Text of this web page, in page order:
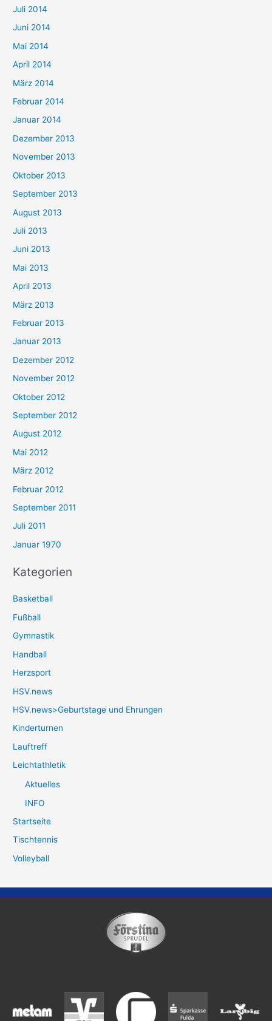
Juli 2014
Juni 2014
Mai 2014
April 2014
März 2014
Februar 2014
Januar 2014
Dezember 2013
November 2013
Oktober 2013
September 2013
August 2013
Juli 2013
Juni 2013
Mai 2013
April 2013
März 2013
Februar 2013
Januar 2013
Dezember 2012
November 2012
Oktober 2012
September 2012
August 2012
Mai 2012
März 2012
Februar 2012
September 2011
Juli 2011
Januar 1970
Kategorien
Basketball
Fußball
Gymnastik
Handball
Herzsport
HSV.news
HSV.news>Geburtstage und Ehrungen
Kinderturnen
Lauftreff
Leichtathletik
Aktuelles
INFO
Startseite
Tischtennis
Volleyball